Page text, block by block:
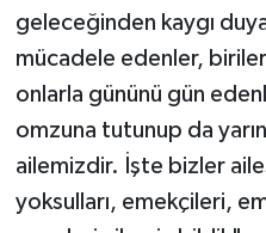
geleceğinden kaygı
mücadele edenler,
onlarla gününü gün
omzuna tutunup da
ailemizdir. İşte bizler
yoksulları, emekçileri,